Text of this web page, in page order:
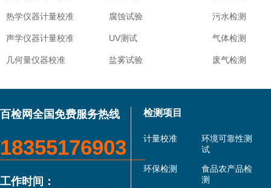
热学仪器计量校准
声学仪器计量校准
几何量仪器校准
腐蚀试验
UV测试
盐雾试验
污水检测
气体检测
废气检测
百检网全国免费服务热线
18355176903
工作时间：
检测项目
计量校准
环境可靠性测
试
环保检测
食品农产品检
测